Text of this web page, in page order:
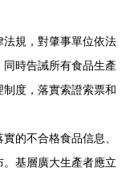
法規，對肇事單位依法
時告誡所有食品生產
度，落實索證索票和
的不合格食品信息、
基層廣大生產者應立